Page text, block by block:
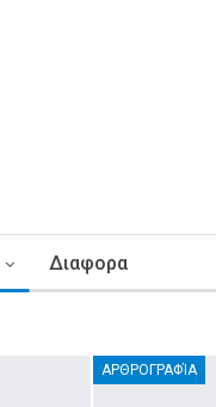
Διαφορα
ΑΡΘΡΟΓΡΑΦΊΑ